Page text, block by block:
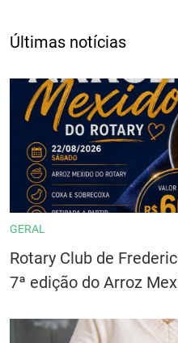
Últimas notícias
GERAL
Rotary Club de
7ª edição do Arroz